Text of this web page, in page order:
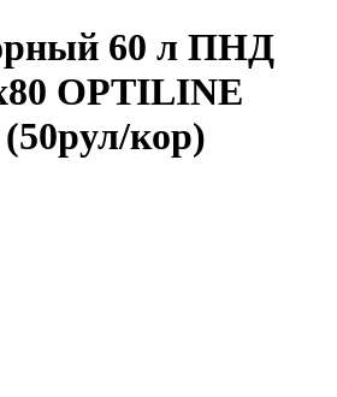
60 л ПНД
OPTILINE
кор)